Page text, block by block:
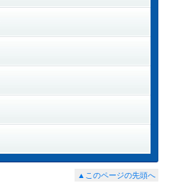
▲このページの先頭へ